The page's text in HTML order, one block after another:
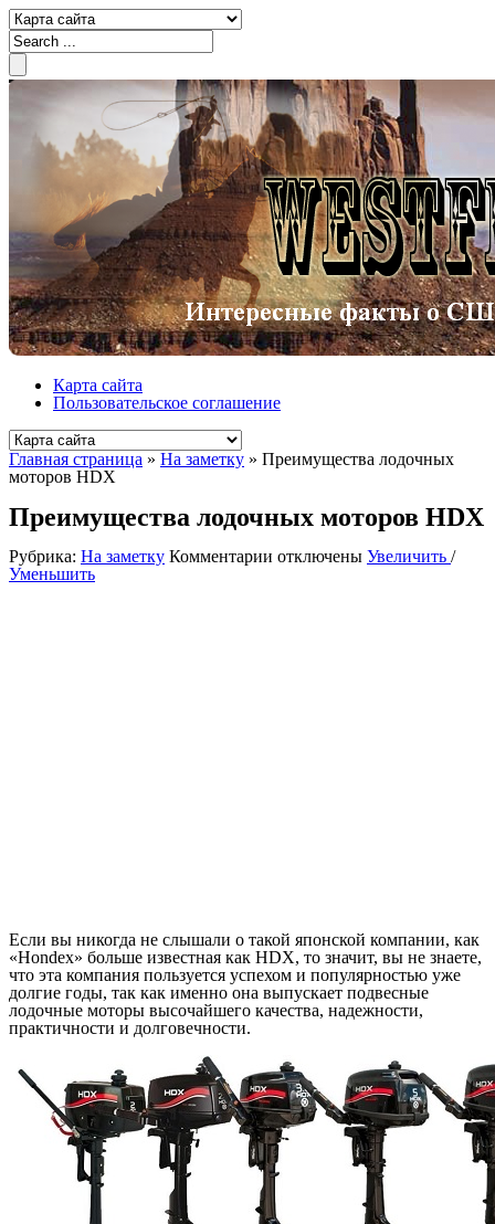
Карта сайта
Пользовательское соглашение
Главная страница » На заметку » Преимущества лодочных
моторов HDX
Преимущества лодочных моторов HDX
Рубрика: На заметку Комментарии котключены Увеличить /
Уменьшить
Если вы никогда не слышали о такой японской компании, как
«Hondex» больше известная как HDX, то значит, вы не знаете,
что эта компания пользуется успехом и популярностью уже
долгие годы, так как именно она выпускает подвесные
лодочные моторы высочайшего качества, надежности,
практичности и долговечности.